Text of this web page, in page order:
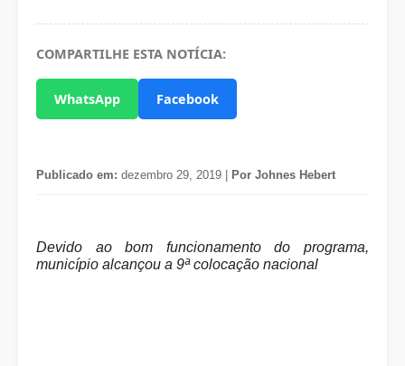
COMPARTILHE ESTA NOTÍCIA:
WhatsApp Facebook
Publicado em: dezembro 29, 2019 | Por Johnes Hebert
Devido ao bom funcionamento do programa,
município alcançou a 9ª colocação nacional